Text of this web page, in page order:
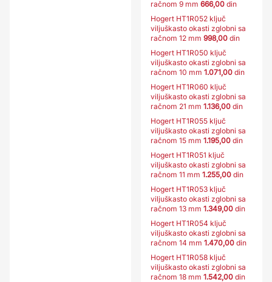
račnom 9 mm 666,00 din
Hogert HT1R052 ključ
viljuškasto okasti zglobni sa
račnom 12 mm 998,00 din
Hogert HT1R050 ključ
viljuškasto okasti zglobni sa
račnom 10 mm 1.071,00 din
Hogert HT1R060 ključ
viljuškasto okasti zglobni sa
račnom 21 mm 1.136,00 din
Hogert HT1R055 ključ
viljuškasto okasti zglobni sa
račnom 15 mm 1.195,00 din
Hogert HT1R051 ključ
viljuškasto okasti zglobni sa
račnom 11 mm 1.255,00 din
Hogert HT1R053 ključ
viljuškasto okasti zglobni sa
račnom 13 mm 1.349,00 din
Hogert HT1R054 ključ
viljuškasto okasti zglobni sa
račnom 14 mm 1.470,00 din
Hogert HT1R058 ključ
viljuškasto okasti zglobni sa
račnom 18 mm 1.542,00 din